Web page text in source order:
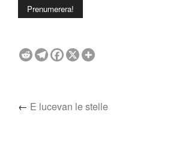
← E lucevan le stelle